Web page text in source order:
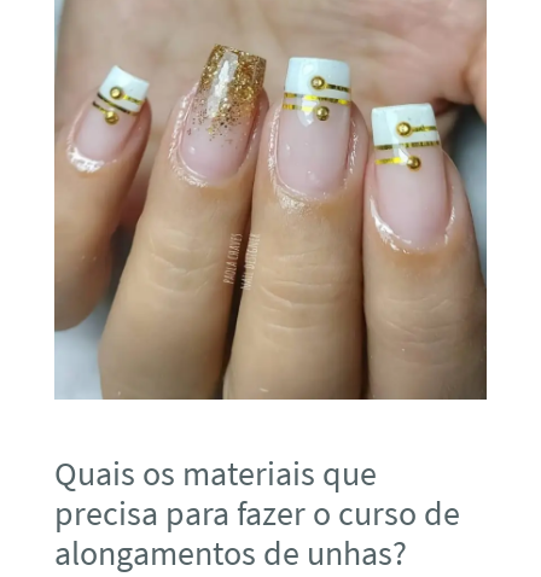
Quais os materiais que
precisa para fazer o curso de
alongamentos de unhas?